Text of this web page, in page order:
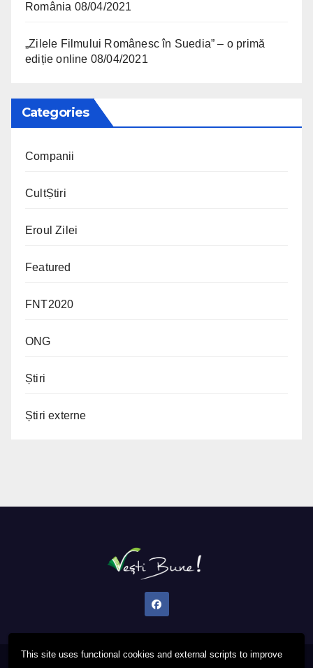
This site uses functional cookies and external scripts to improve
România 08/04/2021
„Zilele Filmului Românesc în Suedia” – o primă
ediție online 08/04/2021
Categories
Companii
CultȘtiri
Eroul Zilei
Featured
FNT2020
ONG
Știri
Știri externe